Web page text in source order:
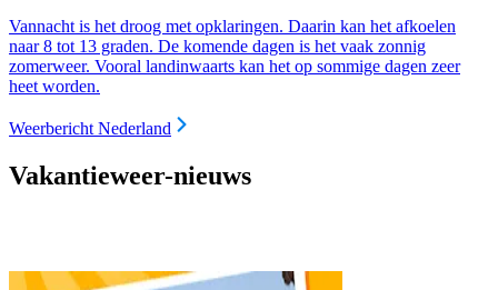
Vannacht is het droog met opklaringen. Daarin kan het afkoelen
naar 8 tot 13 graden. De komende dagen is het vaak zonnig
zomerweer. Vooral landinwaarts kan het op sommige dagen zeer
heet worden.
Weerbericht Nederland
Vakantieweer-nieuws